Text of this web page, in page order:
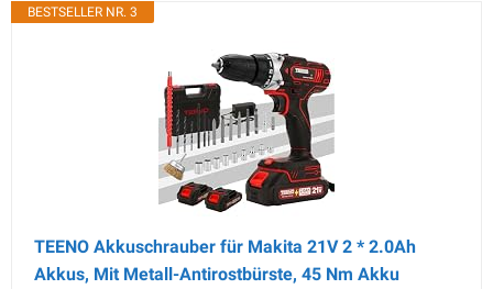
BESTSELLER NR. 3
TEENO Akkuschrauber für Makita 21V 2 * 2.0Ah
Akkus, Mit Metall-Antirostbürste, 45 Nm Akku